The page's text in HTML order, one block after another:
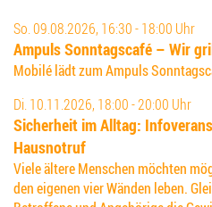
So. 09.08.2026, 16:30 - 18:00 Uhr
Ampuls Sonn­tags­ca­fé – Wir
Mobilé lädt zum Ampuls
Di. 10.11.2026, 18:00 - 20:00 Uhr
Sicher­heit im All­tag:
Hausnotruf
Viele ältere Menschen möchten
den eigenen vier Wänden leben.